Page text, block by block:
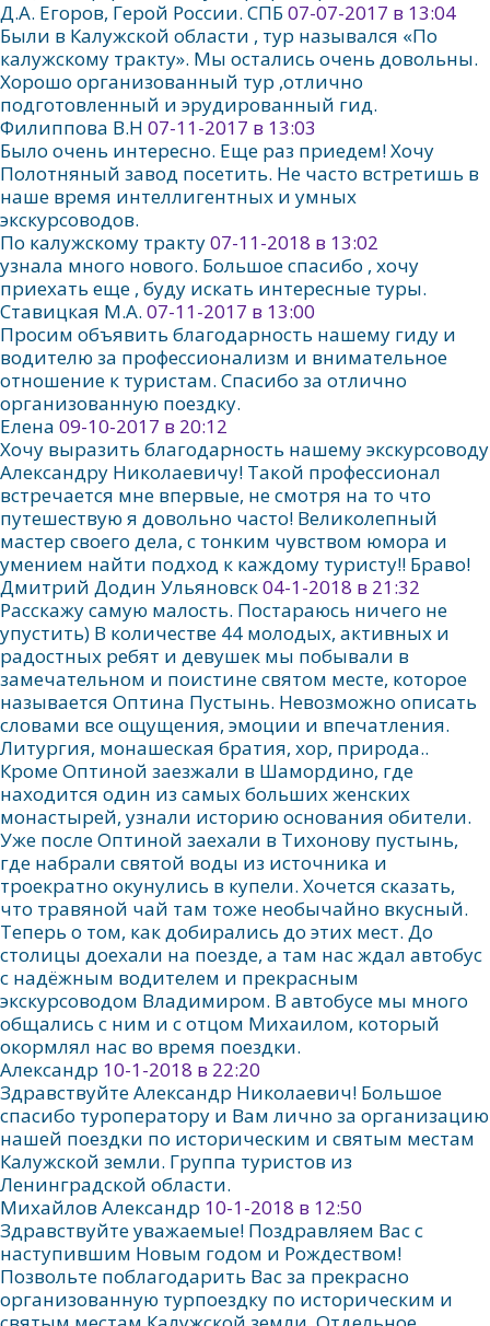
Д.А. Егоров, Герой России. СПБ 07-07-2017 в 13:04
Были в Калужской области , тур назывался «По
калужскому тракту». Мы остались очень довольны.
Хорошо организованный тур ,отлично
подготовленный и эрудированный гид.
Филиппова В.Н 07-11-2017 в 13:03
Было очень интересно. Еще раз приедем! Хочу
Полотняный завод посетить. Не часто встретишь в
наше время интеллигентных и умных
экскурсоводов.
По калужскому тракту07-11-2018 в 13:02
узнала много нового. Большое спасибо , хочу
приехать еще , буду искать интересные туры.
Ставицкая М.А. 07-11-2017 в 13:00
Просим объявить благодарность нашему гиду и
водителю за профессионализм и внимательное
отношение к туристам. Спасибо за отлично
организованную поездку.
Елена 09-10-2017 в 20:12
Хочу выразить благодарность нашему экскурсоводу
Александру Николаевичу! Такой профессионал
встречается мне впервые, не смотря на то что
путешествую я довольно часто! Великолепный
мастер своего дела, с тонким чувством юмора и
умением найти подход к каждому туристу!! Браво!
Дмитрий Додин Ульяновск04-1-2018 в 21:32
Расскажу самую малость. Постараюсь ничего не
упустить) В количестве 44 молодых, активных и
радостных ребят и девушек мы побывали в
замечательном и поистине святом месте, которое
называется Оптина Пустынь. Невозможно описать
словами все ощущения, эмоции и впечатления.
Литургия, монашеская братия, хор, природа..
Кроме Оптиной заезжали в Шамордино, где
находится один из самых больших женских
монастырей, узнали историю основания обители.
Уже после Оптиной заехали в Тихонову пустынь,
где набрали святой воды из источника и
троекратно окунулись в купели. Хочется сказать,
что травяной чай там тоже необычайно вкусный.
Теперь о том, как добирались до этих мест. До
столицы доехали на поезде, а там нас ждал автобус
с надёжным водителем и прекрасным
экскурсоводом Владимиром. В автобусе мы много
общались с ним и с отцом Михаилом, который
окормлял нас во время поездки.
Александр 10-1-2018 в 22:20
Здравствуйте Александр Николаевич! Большое
спасибо туроператору и Вам лично за организацию
нашей поездки по историческим и святым местам
Калужской земли. Группа туристов из
Ленинградской области.
Михайлов Александр 10-1-2018 в 12:50
Здравствуйте уважаемые! Поздравляем Вас с
наступившим Новым годом и Рождеством!
Позвольте поблагодарить Вас за прекрасно
организованную турпоездку по историческим и